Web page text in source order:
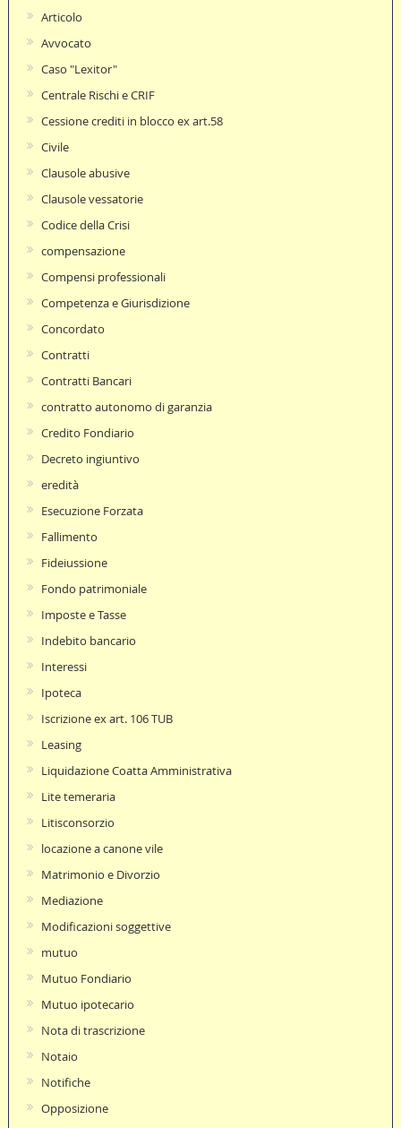
Articolo
Avvocato
Caso "Lexitor"
Centrale Rischi e CRIF
Cessione crediti in blocco ex art.58
Civile
Clausole abusive
Clausole vessatorie
Codice della Crisi
compensazione
Compensi professionali
Competenza e Giurisdizione
Concordato
Contratti
Contratti Bancari
contratto autonomo di garanzia
Credito Fondiario
Decreto ingiuntivo
eredità
Esecuzione Forzata
Fallimento
Fideiussione
Fondo patrimoniale
Imposte e Tasse
Indebito bancario
Interessi
Ipoteca
Iscrizione ex art. 106 TUB
Leasing
Liquidazione Coatta Amministrativa
Lite temeraria
Litisconsorzio
locazione a canone vile
Matrimonio e Divorzio
Mediazione
Modificazioni soggettive
mutuo
Mutuo Fondiario
Mutuo ipotecario
Nota di trascrizione
Notaio
Notifiche
Opposizione